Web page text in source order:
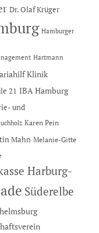
Dr. Olaf Krüger
Hamburger
Hartmann
Klinik
21 IBA Hamburg
und
Karen Pein
Mahn Melanie-Gitte
Harburg-
Süderelbe